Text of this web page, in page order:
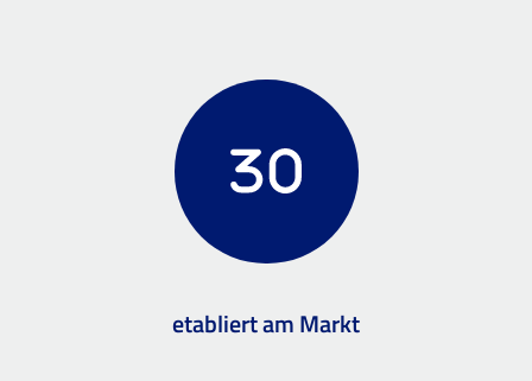
etabliert am Markt